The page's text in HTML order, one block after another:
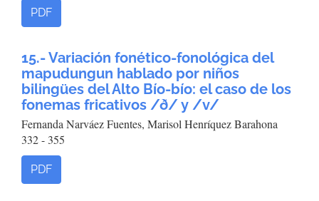
PDF
15.- Variación fonético-fonológica del
mapudungun hablado por niños
bilingües del Alto Bío-bío: el caso de los
fonemas fricativos /ð/ y /v/
Fernanda Narváez Fuentes, Marisol Henríquez Barahona
332 - 355
PDF